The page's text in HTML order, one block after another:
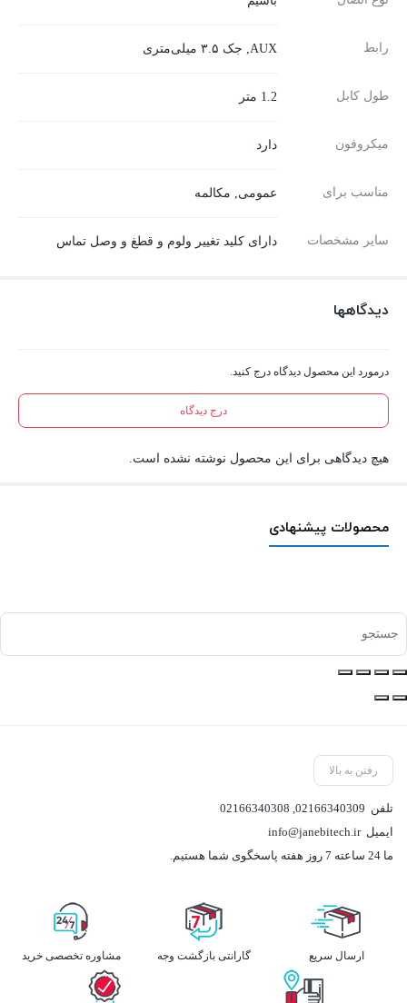
رابط AUX, جک ۳.۵ میلی‌متری
طول کابل 1.2 متر
میکروفون دارد
مناسب برای عمومی, مکالمه
سایر مشخصات دارای کلید تغییر ولوم و قطغ و وصل تماس
دیدگاهها
درمورد این محصول دیدگاه درج کنید.
درج دیدگاه
هیچ دیدگاهی برای این محصول نوشته نشده است.
محصولات پیشنهادی
رفتن به بالا
تلفن 02166340309
,
02166340308
ایمیلinfo@janebitech.ir
ما 24 ساعته 7 روز هفته پاسخگوی شما هستیم.
ارسال سریع گارانتی بازگشت وجه مشاوره تخصصی خرید